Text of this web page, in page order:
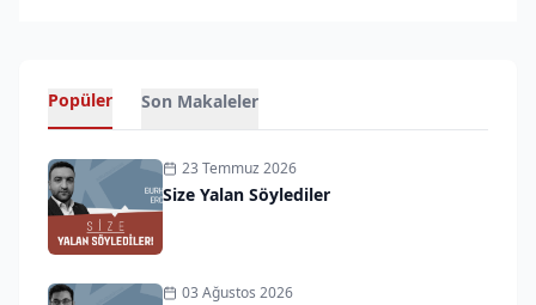
Popüler Son Makaleler
23 Temmuz 2026
Size Yalan Söylediler
03 Ağustos 2026